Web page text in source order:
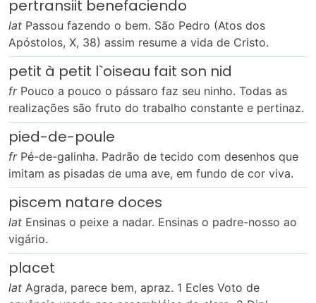
pertransiit benefaciendo
lat Passou fazendo o bem. São Pedro (Atos dos
Apóstolos, X, 38) assim resume a vida de Cristo.
petit à petit l`oiseau fait son nid
frPouco a pouco o pássaro faz seu ninho. Todas as
realizações são fruto do trabalho constante e pertinaz.
pied-de-poule
frPé-de-galinha. Padrão de tecido com desenhos que
imitam as pisadas de uma ave, em fundo de cor viva.
piscem natare doces
lat Ensinas o peixe a nadar. Ensinas o padre-nosso ao
vigário.
placet
lat Agrada, parece bem, apraz. 1 Ecles Voto de